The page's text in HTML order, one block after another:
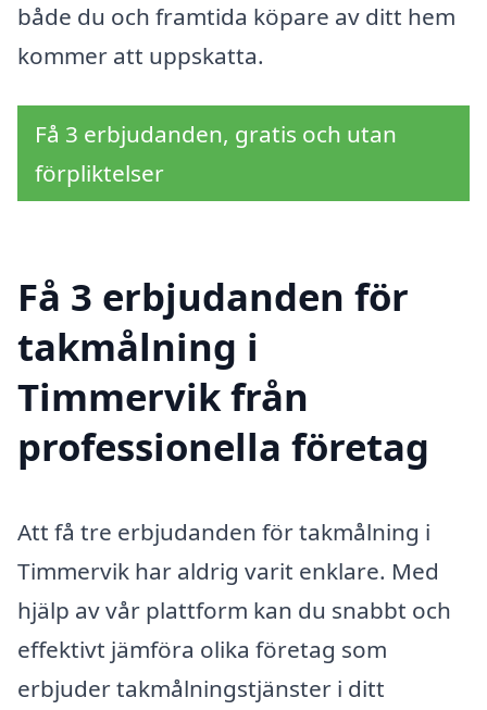
både du och framtida köpare av ditt hem
kommer att uppskatta.
Få 3 erbjudanden, gratis och utan
förpliktelser
Få 3 erbjudanden för
takmålning i
Timmervik från
professionella företag
Att få tre erbjudanden för takmålning i
Timmervik har aldrig varit enklare. Med
hjälp av vår plattform kan du snabbt och
effektivt jämföra olika företag som
erbjuder takmålningstjänster i ditt